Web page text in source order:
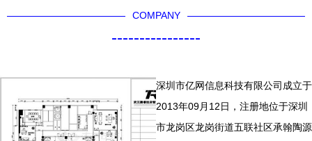
COMPANY
----------------
深圳市亿网信息科技有限公司成立于
2013年09月12日，注册地位于深圳
市龙岗区龙岗街道五联社区承翰陶源